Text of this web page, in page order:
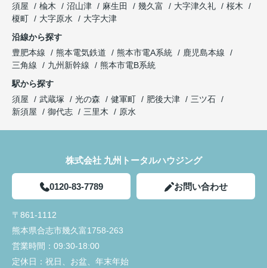
須屋
楡木 沼山津 麻生田 幾久富 大字津久礼
桜木
榎町
大字原水
大字大津
沿線から探す
豊肥本線
熊本電気鉄道 熊本市電A系統
鹿児島本線
三角線
九州新幹線
熊本市電B系統
駅から探す
須屋
武蔵塚 光の森 健軍町 肥後大津
三ツ石
新須屋
御代志 三里木 原水
株式会社 九州トータルハウジング
0120-83-7789 お問い合わせ
〒861-1112
熊本県合志市幾久富1758-263
営業時間： 09:30-18:00
定休日： 祝日、お盆、年末年始